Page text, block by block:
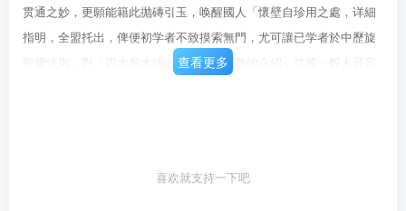
贯通之妙，更願能籍此抛磚引玉，唤醒國人「懷壁自珍用之處，详細
指明，全盟托出，俾便初学者不致摸索無門，尤可讓已学者於中歷旋
龍廬法则，對「四大局水法』作最精開迹激的介紹，並將一般人最容
其主因，乃在後世学者雖信其元朝劉秉忠所著「玉尺經」，而其大用
查看更多
喜欢就支持一下吧